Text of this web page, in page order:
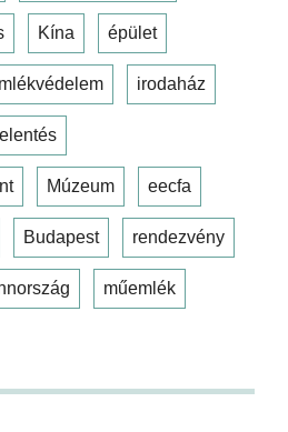
Kína épület
irodaház
Múzeum eecfa
Budapest rendezvény
műemlék